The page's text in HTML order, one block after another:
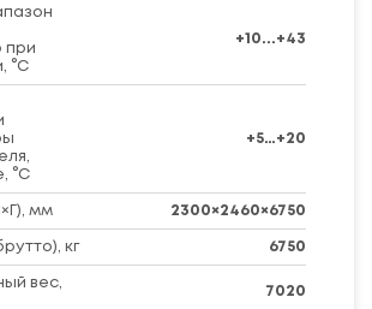
при
°C
+10...+43
°C
+5…+20
мм 2300×2460×6750
кг 6750
вес,
7020